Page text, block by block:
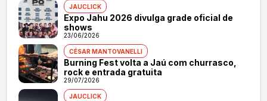
JAUCLICK
Expo Jahu 2026 divulga grade oficial de
shows
23/06/2026
CÉSAR MANTOVANELLI
Burning Fest volta a Jaú com churrasco,
rock e entrada gratuita
29/07/2026
JAUCLICK